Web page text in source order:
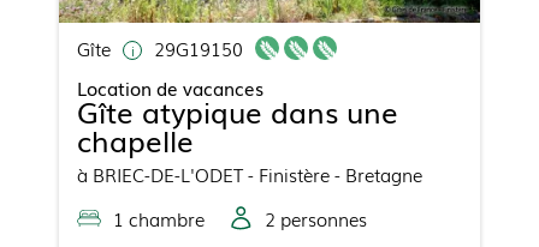
Gîte
29G19150
Location de vacances
Gîte atypique dans une
chapelle
à BRIEC-DE-L'ODET- Finistère - Bretagne
1 chambre 2 personnes